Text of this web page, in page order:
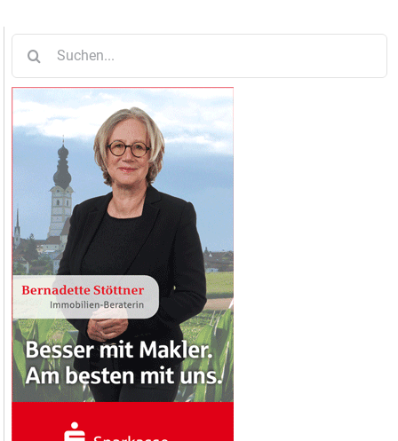
nach: